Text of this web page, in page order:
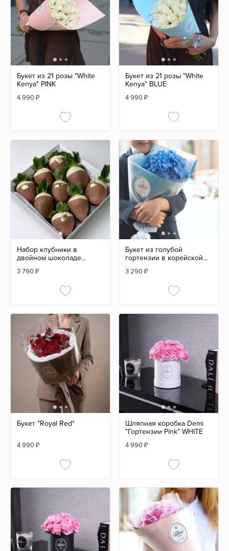
Букет из 21 розы "White
Kenya" PINK
4 990₽
Букет из 21 розы "White
Kenya" BLUE
4 990₽
Набор клубники в
двойном шоколаде
3 790₽
Букет из голубой
гортензии в корейской
3 290₽
Букет "Royal Red"
4 990₽
Шляпная коробка Demi
"Гортензии Pink" WHITE
4 990₽